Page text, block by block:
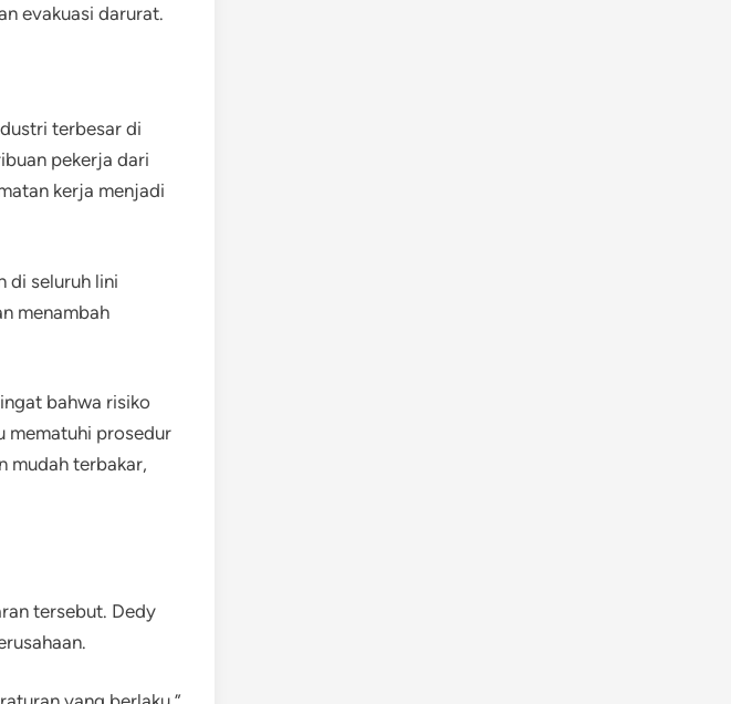
evakuasi darurat.
terbesar di
pekerja dari
kerja menjadi
di seluruh lini
menambah
bahwa risiko
mematuhi prosedur
mudah terbakar,
tersebut. Dedy